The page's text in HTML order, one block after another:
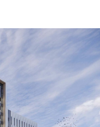
и
билансите,
на
ги
за